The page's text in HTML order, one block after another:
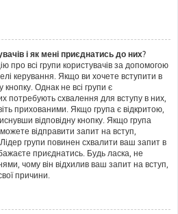
і як мені приєднатись до них?
про всі групи користувачів за допомогою
керування. Якщо ви хочете вступити в
кнопку. Однак не всі групи є
потребують схвалення для вступу в них,
прихованими. Якщо група є відкритою,
відповідну кнопку. Якщо група
відправити запит на вступ,
групи повинен схвалити ваш запит в
приєднатись. Будь ласка, не
чому він відхилив ваш запит на вступ,
причини.